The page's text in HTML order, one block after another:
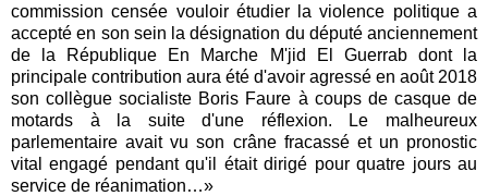
commission censée vouloir étudier la violence politique a
accepté en son sein la désignation du député anciennement
de la République En Marche M'jid El Guerrab dont la
principale contribution aura été d'avoir agressé en août 2018
son collègue socialiste Boris Faure à coups de casque de
motards à la suite d'une réflexion. Le malheureux
parlementaire avait vu son crâne fracassé et un pronostic
vital engagé pendant qu'il était dirigé pour quatre jours au
service de réanimation…»